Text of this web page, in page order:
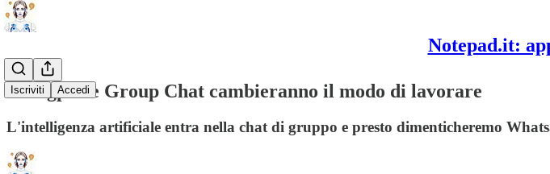
Notepad.it:
Iscriviti Accedi
Chatgpt: le Group Chat cambieranno il modo di lavorare
L'intelligenza artificiale entra nella chat di gruppo e presto dimenticheremo